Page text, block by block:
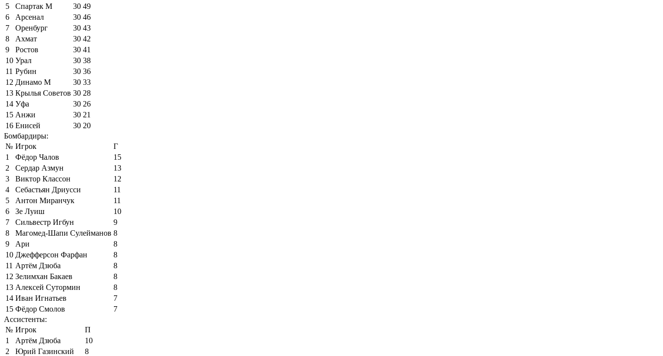
5
Спартак М 30 49
6
Арсенал 30 46
7
Оренбург 30 43
8
Ахмат 30 42
9
Ростов 30 41
10 Урал 30 38
11 Рубин 30 36
12 Динамо М 30 33
13 Крылья Советов 30 28
14 Уфа 30 26
15 Анжи 30 21
16 Енисей 30 20
Бомбардиры:
№ Игрок
Г
1
Фёдор Чалов
15
2
Сердар Азмун
13
3
Виктор Классон
12
4
Себастьян Дриусси
11
5
Антон Миранчук
11
6
Зе Луиш
10
7
Сильвестр Игбун
9
8
Магомед-Шапи Сулейманов 8
9
Ари
8
10 Джефферсон Фарфан
8
11 Артём Дзюба
8
12 Зелимхан Бакаев
8
13 Алексей Сутормин
8
14 Иван Игнатьев
7
15 Фёдор Смолов
7
Ассистенты:
№ Игрок
П
1
Артём Дзюба
10
2
Юрий Газинский
8